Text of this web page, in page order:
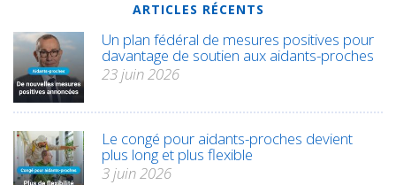
ARTICLES RÉCENTS
Un plan fédéral de mesures positives pour
davantage de soutien aux aidants-proches
23 juin 2026
Le congé pour aidants-proches devient
plus long et plus flexible
3 juin 2026